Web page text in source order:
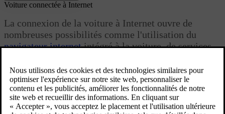
Mis à jour 08/06/2023
Voiture connectée à Internet
La connexion de la voiture à Internet ouvre de
nombreuses possibilités comme l'utilisation du
navigateur internetintégré à la voiture, de services
services de musique en ligne par le biais
d'applications.